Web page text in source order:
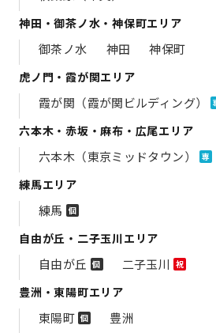
神田・御茶ノ水・神保町エリア
御茶ノ水 神田 神保町
虎ノ門・霞が関エリア
霞が関（霞が関ビルディング）
六本木・赤坂・麻布・広尾エリア
六本木（東京ミッドタウン） 専
練馬エリア
練馬 個
自由が丘・二子玉川エリア
自由が丘 個 二子玉川 祝
豊洲・東陽町エリア
東陽町 個
豊洲